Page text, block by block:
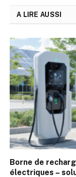
A LIRE AUSSI
Borne de
électriques –